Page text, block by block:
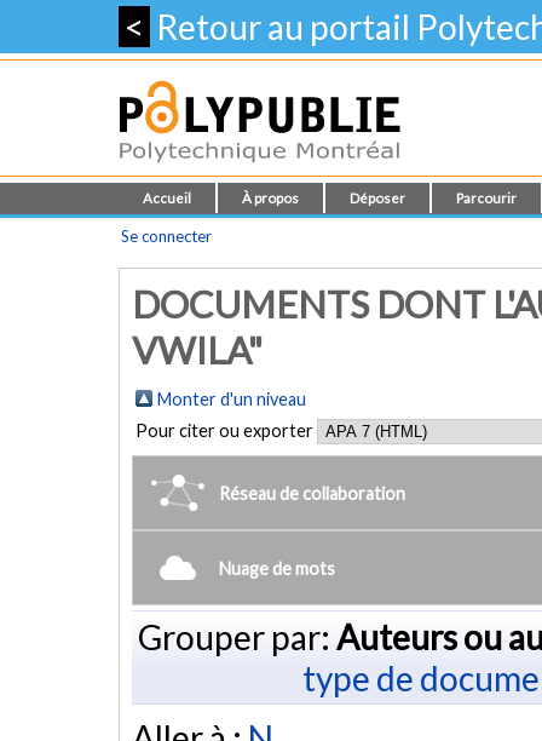
< Retour au portail
Accueil À propos Déposer Parcourir
Se connecter
DOCUMENTS DONT
VWILA"
Monter d'un niveau
Pour citer ou exporter
Réseau de collaboration
Nuage de mots
Grouper par: Auteurs ou
type de